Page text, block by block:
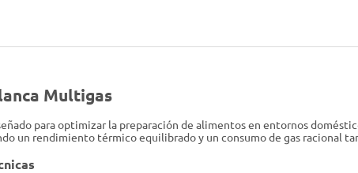
Multigas
para optimizar la preparación de alimentos en entornos
un rendimiento térmico equilibrado y un consumo de gas racional